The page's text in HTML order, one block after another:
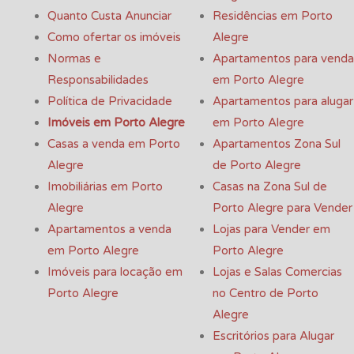
Quanto Custa Anunciar
Como ofertar os imóveis
Normas e
Responsabilidades
Política de Privacidade
Imóveis em Porto Alegre
Casas a venda em Porto
Alegre
Imobiliárias em Porto
Alegre
Apartamentos a venda
em Porto Alegre
Imóveis para locação em
Porto Alegre
Residências em Porto
Alegre
Apartamentos para venda
em Porto Alegre
Apartamentos para alugar
em Porto Alegre
Apartamentos Zona Sul
de Porto Alegre
Casas na Zona Sul de
Porto Alegre para Vender
Lojas para Vender em
Porto Alegre
Lojas e Salas Comercias
no Centro de Porto
Alegre
Escritórios para Alugar